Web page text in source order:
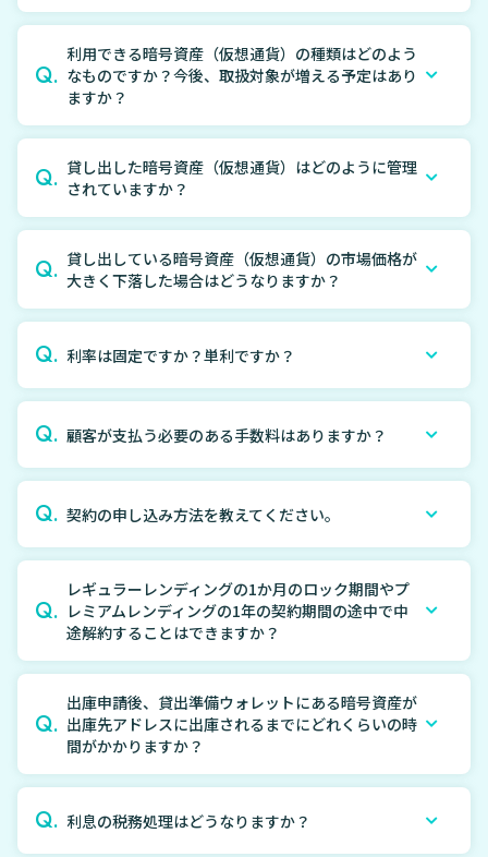
Q.
利用できる暗号資産（仮想通貨）の種類はどのよう
なものですか？今後、取扱対象が増える予定はあり
ますか？
Q. 貸し出した暗号資産（仮想通貨）はどのように管理
されていますか？
Q. 貸し出している暗号資産（仮想通貨）の市場価格が
大きく下落した場合はどうなりますか？
Q. 利率は固定ですか？単利ですか？
Q. 顧客が支払う必要のある手数料はありますか？
Q. 契約の申し込み方法を教えてください。
Q.
レギュラーレンディングの1か月のロック期間やプ
レミアムレンディングの1年の契約期間の途中で中
途解約することはできますか？
Q.
出庫申請後、貸出準備ウォレットにある暗号資産が
出庫先アドレスに出庫されるまでにどれくらいの時
間がかかりますか？
Q. 利息の税務処理はどうなりますか？